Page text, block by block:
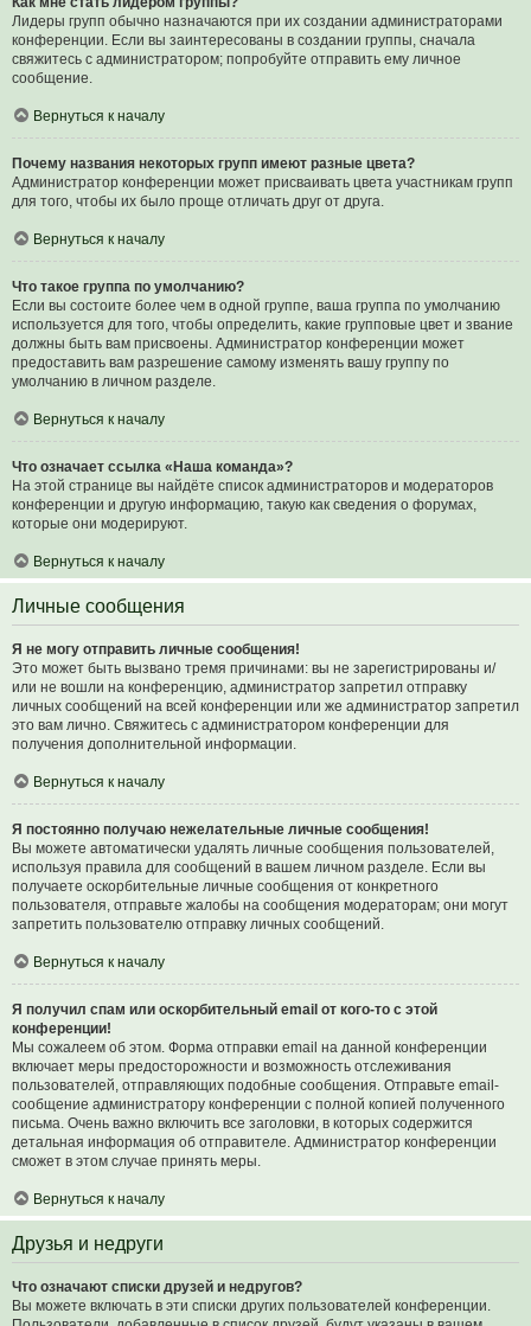
Лидеры групп обычно назначаются при их создании администраторами
конференции. Если вы заинтересованы в создании группы, сначала
свяжитесь с администратором; попробуйте отправить ему личное
сообщение.
Вернуться к началу
Почему названия некоторых групп имеют разные цвета?
Администратор конференции может присваивать цвета участникам групп
для того, чтобы их было проще отличать друг от друга.
Вернуться к началу
Что такое группа по умолчанию?
Если вы состоите более чем в одной группе, ваша группа по умолчанию
используется для того, чтобы определить, какие групповые цвет и звание
должны быть вам присвоены. Администратор конференции может
предоставить вам разрешение самому изменять вашу группу по
умолчанию в личном разделе.
Вернуться к началу
Что означает ссылка «Наша команда»?
На этой странице вы найдёте список администраторов и модераторов
конференции и другую информацию, такую как сведения о форумах,
которые они модерируют.
Вернуться к началу
Личные сообщения
Я не могу отправить личные сообщения!
Это может быть вызвано тремя причинами: вы не зарегистрированы и/
или не вошли на конференцию, администратор запретил отправку
личных сообщений на всей конференции или же администратор запретил
это вам лично. Свяжитесь с администратором конференции для
получения дополнительной информации.
Вернуться к началу
Я постоянно получаю нежелательные личные сообщения!
Вы можете автоматически удалять личные сообщения пользователей,
используя правила для сообщений в вашем личном разделе. Если вы
получаете оскорбительные личные сообщения от конкретного
пользователя, отправьте жалобы на сообщения модераторам; они могут
запретить пользователю отправку личных сообщений.
Вернуться к началу
Я получил спам или оскорбительный email от кого-то с этой
конференции!
Мы сожалеем об этом. Форма отправки email на данной конференции
включает меры предосторожности и возможность отслеживания
пользователей, отправляющих подобные сообщения. Отправьте email-
сообщение администратору конференции с полной копией полученного
письма. Очень важно включить все заголовки, в которых содержится
детальная информация об отправителе. Администратор конференции
сможет в этом случае принять меры.
Вернуться к началу
Друзья и недруги
Что означают списки друзей и недругов?
Вы можете включать в эти списки других пользователей конференции.